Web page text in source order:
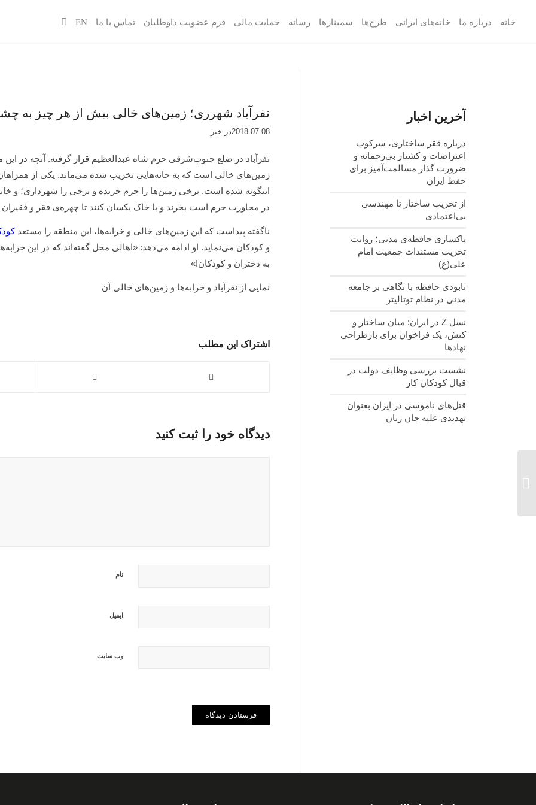
خانه درباره ما خانه‌های ایرانی طرح‌ها سمینارها رسانه حمایت مالی فرم عضویت داوطلبان تماس با ما EN
نفرآباد شهرری؛ زمین‌های خالی بیش از هر چیز به
2018-07-08در خبر
نفرآباد در ضلع جنوب‌شرقی حرم شاه عبدالعظیم قرار گرفته. آنچه در
زمین‌های خالی است که به خانه‌هایی تخریب شده می‌ماند. یکی از
اینگونه شده است. برخی زمین‌ها را حرم خریده و برخی را شهرداری؛ و
در مجاورت حرم است بخرند و با خاک یکسان کنند تا چهره‌ی فقر و فقیران
ناگفته پیداست که این زمین‌های خالی و خرابه‌ها، این منطقه را مستعد
و کودکان می‌نماید. او ادامه می‌دهد: «اهالی محل گفته‌اند که در این
به دختران و کودکان!»
نمایی از نفرآباد و خرابه‌ها و زمین‌های خالی آن
اشتراک این مطلب
دیدگاه خود را ثبت کنید
نام
ایمیل
وب‌ سایت
آخرین اخبار
درباره فقر ساختاری، سرکوب
اعتراضات و کشتار بی‌رحمانه و
ضرورت گذار مسالمت‌آمیز برای
حفظ ایران
از تخریب ساختار تا مهندسی
بی‌اعتمادی
پاکسازی حافظه‌ی مدنی؛ روایت
تخریب مستندات جمعیت امام
علی(ع)
نابودی حافظه با نگاهی بر جامعه
مدنی در نظام توتالیتر
نسل‌ Z در ایران: میان ساختار و
کنش، یک فراخوان برای بازطراحی
نهادها
نشست بررسی وظایف دولت در
قبال کودکان کار
قتل‌های ناموسی در ایران بعنوان
تهدیدی علیه جان زنان